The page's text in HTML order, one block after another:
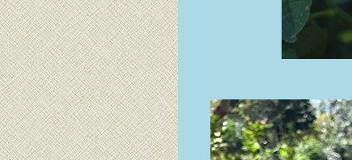
นางตาม/ว่านจูง
นาง
คคตัสเราก็พอมี
ต่พวกนางชื่ออะไร
บ้าง เรามิรู้
บอนที่เรามี: ฮกหลง
บอนดำ อิเหนา และ
อื่นๆที่เรามีแต่ไม่รู้
ชื่อ